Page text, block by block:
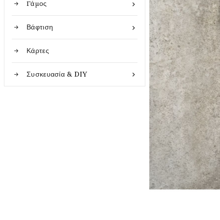

Γάμος

Βάφτιση
Κάρτες

Συσκευασία & DIY